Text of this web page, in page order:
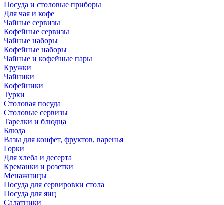
Посуда и столовые приборы
Для чая и кофе
Чайные сервизы
Кофейные сервизы
Чайные наборы
Кофейные наборы
Чайные и кофейные пары
Кружки
Чайники
Кофейники
Турки
Столовая посуда
Столовые сервизы
Тарелки и блюдца
Блюда
Вазы для конфет, фруктов, варенья
Горки
Для хлеба и десерта
Креманки и розетки
Менажницы
Посуда для сервировки стола
Посуда для яиц
Салатники